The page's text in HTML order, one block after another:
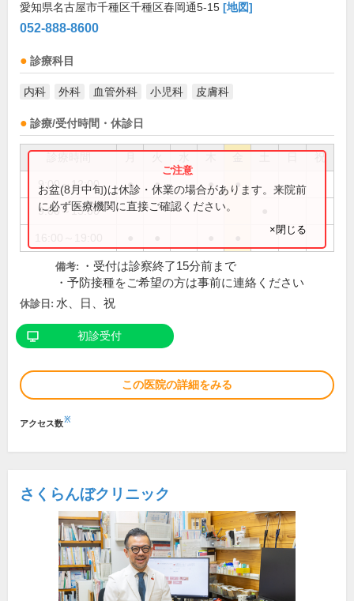
愛知県名古屋市千種区千種区春岡通5-15 [地図]
052-888-8600
診療科目
内科 外科 血管外科 小児科 皮膚科
診療/受付時間・休診日
祝
9:00～12:00 ● ● ● ●
9:00～13:00
お盆(8月中旬)は休診・休業の場合があります。来院前
に必ず医療機関に直接ご確認ください。
×閉じる
備考:
・受付は診察終了15分前まで
・予防接種をご希望の方は事前に連絡ください
休診日: 水、日、祝
初診受付
この医院の詳細をみる
アクセス数※
さくらんぼクリニック